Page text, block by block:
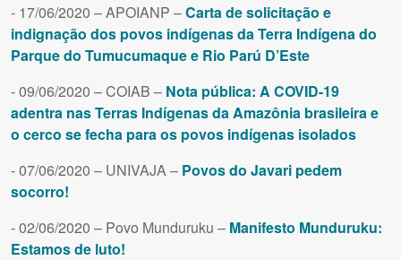
- 17/06/2020 – APOIANP –Carta de solicitação e
indignação dos povos indígenas da Terra Indígena do
Parque do Tumucumaque e Rio Parú D’Este
- 09/06/2020 – COIAB – Nota pública: A COVID-19
adentra nas Terras Indígenas da Amazônia brasileira e
o cerco se fecha para os povos indígenas isolados
- 07/06/2020 – UNIVAJA – Povos do Javari pedem
socorro!
- 02/06/2020 – Povo Munduruku – Manifesto Munduruku:
Estamos de luto!